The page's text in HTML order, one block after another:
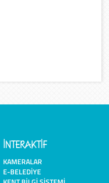
İNTERAKTİF
KAMERALAR
E-BELEDIYE